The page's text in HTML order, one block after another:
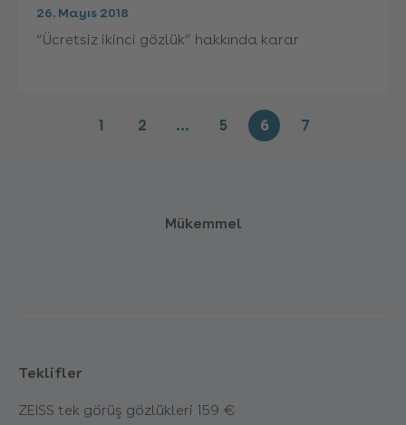
26. Mayıs 2018
“Ücretsiz ikinci gözlük” hakkında karar
1 2 … 5 6 7
Mükemmel
Teklifler
ZEISS tek görüş gözlükleri 159 €